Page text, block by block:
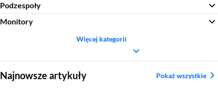
Podzespoły
Monitory
Więcej kategorii
Najnowsze artykuły Pokaż wszystkie